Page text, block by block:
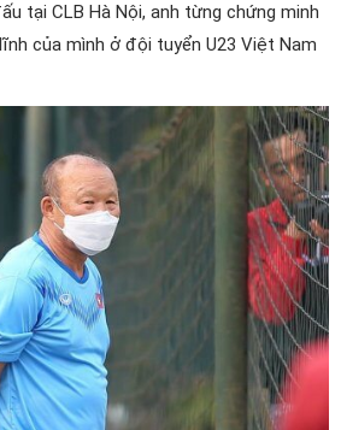
tại CLB Hà Nội, anh từng chứng minh
của mình ở đội tuyển U23 Việt Nam